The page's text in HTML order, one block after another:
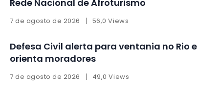
Rede Nacional de Afroturismo
7 de agosto de 2026 56,0 Views
Defesa Civil alerta para ventania no Rio e
orienta moradores
7 de agosto de 2026 49,0 Views